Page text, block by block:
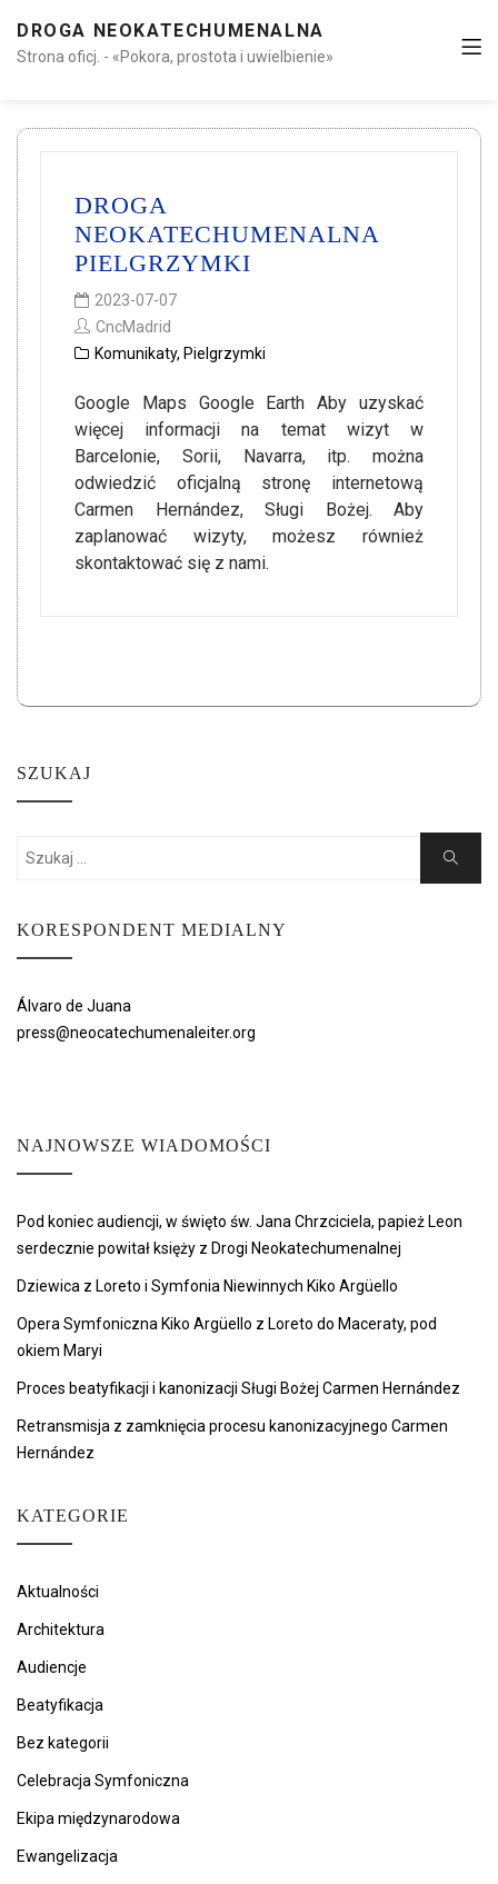
DROGA NEOKATECHUMENALNA
Strona oficj. - «Pokora, prostota i uwielbienie»
DROGA
NEOKATECHUMENALNA
PIELGRZYMKI
2023-07-07
CncMadrid
Komunikaty, Pielgrzymki
Google Maps Google Earth Aby uzyskać
więcej informacji na temat wizyt w
Barcelonie, Sorii, Navarra, itp. można
odwiedzić oficjalną stronę internetową
Carmen Hernández, Sługi Bożej. Aby
zaplanować wizyty, możesz również
skontaktować się z nami.
SZUKAJ
Search
Search
KORESPONDENT MEDIALNY
Álvaro de Juana
press@neocatechumenaleiter.org
NAJNOWSZE WIADOMOŚCI
Pod koniec audiencji, w święto św. Jana Chrzciciela, papież Leon
serdecznie powitał księży z Drogi Neokatechumenalnej
Dziewica z Loreto i Symfonia Niewinnych Kiko Argüello
Opera Symfoniczna Kiko Argüello z Loreto do Maceraty, pod
okiem Maryi
Proces beatyfikacji i kanonizacji Sługi Bożej Carmen Hernández
Retransmisja z zamknięcia procesu kanonizacyjnego Carmen
Hernández
KATEGORIE
Aktualności
Architektura
Audiencje
Beatyfikacja
Bez kategorii
Celebracja Symfoniczna
Ekipa międzynarodowa
Ewangelizacja